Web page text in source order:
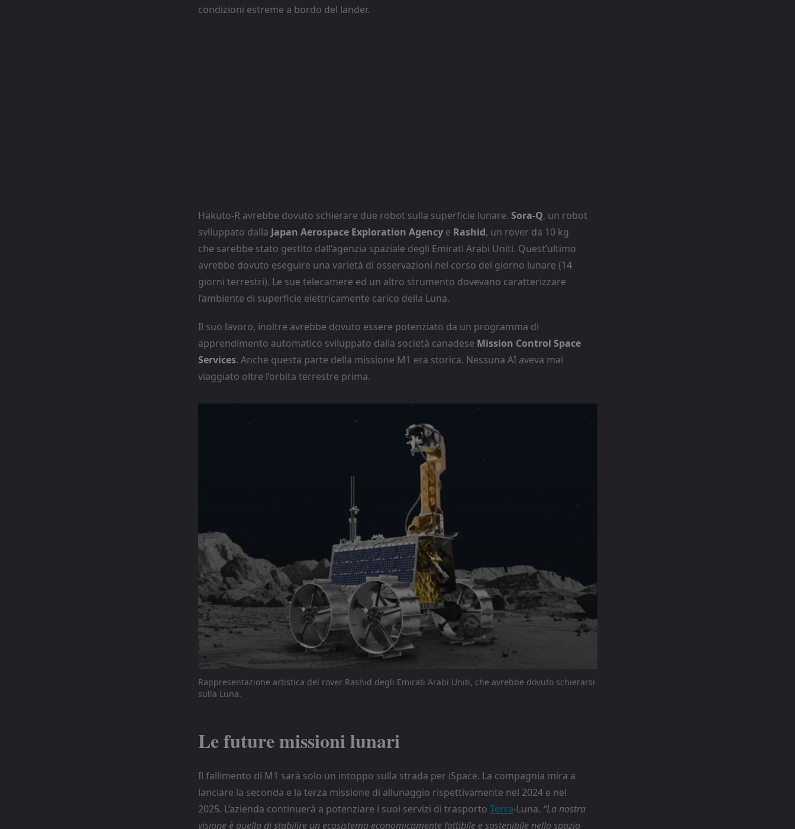
condizioni estreme a bordo del lander.
Hakuto-R avrebbe dovuto schierare due robot sulla superficie lunare. Sora-Q, un robot
sviluppato dalla Japan Aerospace Exploration Agencye Rashid, un rover da 10 kg
che sarebbe stato gestito dall’agenzia spaziale degli Emirati Arabi Uniti. Quest’ultimo
avrebbe dovuto eseguire una varietà di osservazioni nel corso del giorno lunare (14
giorni terrestri). Le sue telecamere ed un altro strumento dovevano caratterizzare
l’ambiente di superficie elettricamente carico della Luna.
Il suo lavoro, inoltre avrebbe dovuto essere potenziato da un programma di
apprendimento automatico sviluppato dalla società canadese Mission Control Space
Services. Anche questa parte della missione M1 era storica. Nessuna AI aveva mai
viaggiato oltre l’orbita terrestre prima.
Rappresentazione artistica del rover Rashid degli Emirati Arabi Uniti, che avrebbe dovuto schierarsi
sulla Luna.
Le future missioni lunari
Il fallimento di M1 sarà solo un intoppo sulla strada per iSpace. La compagnia mira a
lanciare la seconda e la terza missione di allunaggio rispettivamente nel 2024 e nel
2025. L’azienda continuerà a potenziare i suoi servizi di trasporto Terra-Luna. “La nostra
visione è quella di stabilire un ecosistema economicamente fattibile e sostenibile nello spazio